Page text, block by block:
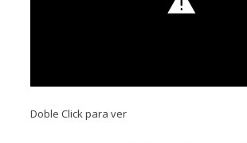
Doble Click para ver